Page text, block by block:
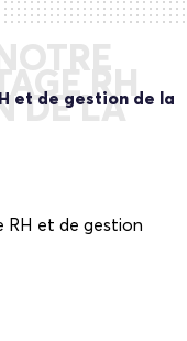
RH
DE LA
et de gestion de la